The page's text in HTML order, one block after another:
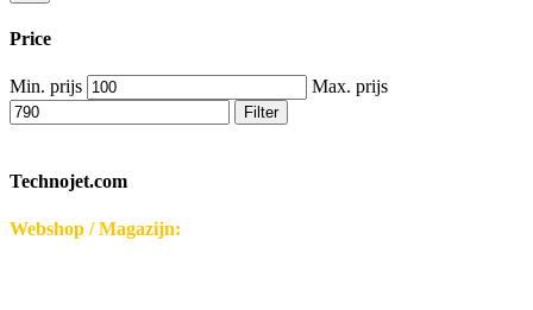
Price
Min. prijs Max. prijs
Filter
Technojet.com
Webshop / Magazijn: